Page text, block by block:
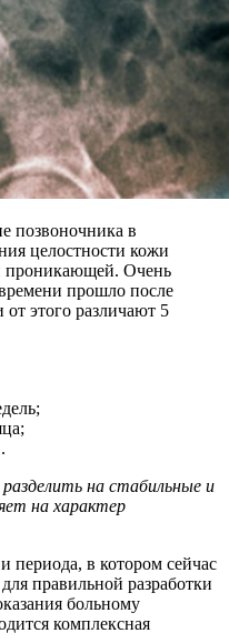
позвоночника в
целостности кожи
проникающей. Очень
прошло после
этого различают 5
на стабильные и
на характер
периода, в котором сейчас
правильной разработки
больному
комплексная